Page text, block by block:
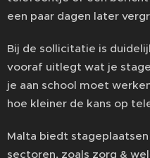
een paar dagen later
Bij de sollicitatie is
vooraf uitlegt wat je
je aan school moet
hoe kleiner de kans op
Malta biedt
sectoren, zoals zorg &